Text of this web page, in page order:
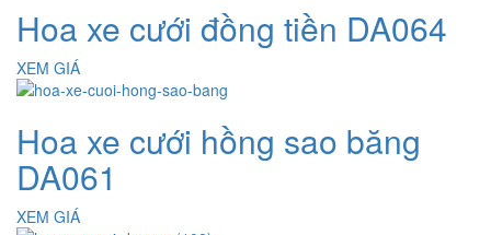
Hoa xe cưới đồng tiền DA064
XEM GIÁ
Hoa xe cưới hồng sao băng
DA061
XEM GIÁ